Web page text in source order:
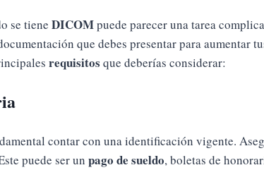
se tiene DICOMpuede parecer una tarea
que debes presentar para aumentar
requisitos que deberías considerar:
contar con una identificación vigente.
puede ser un pago de sueldo, boletas de